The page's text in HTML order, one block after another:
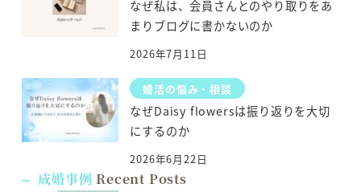
なぜ私は、会員さんとのやり取りをあ
まりブログに書かないのか
2026年7月11日
婚活の悩み・相談
なぜDaisy flowersは振り返りを大切
にするのか
2026年6月22日
成婚事例 Recent Posts